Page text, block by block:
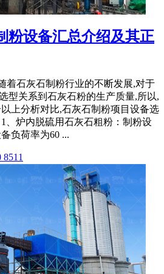
粉设备汇总介绍及其正
着石灰石制粉行业的不断发展,对于
型关系到石灰石粉的生产质量,所以,
上分析对比,石灰石制粉项目设备选
、炉内脱硫用石灰石粗粉：制粉设
负荷率为60 ...